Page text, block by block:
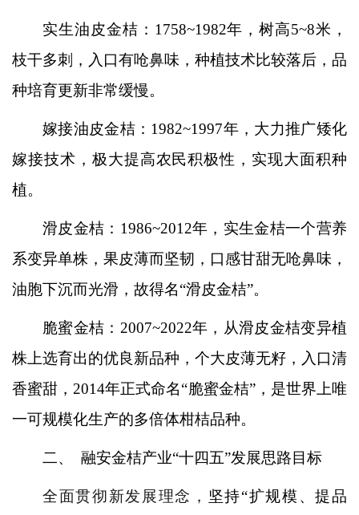
实生油皮金桔：1758~1982年，树高5~8米，
枝干多刺，入口有呛鼻味，种植技术比较落后，品
种培育更新非常缓慢。
嫁接油皮金桔：1982~1997年，大力推广矮化
嫁接技术，极大提高农民积极性，实现大面积种
植。
滑皮金桔：1986~2012年，实生金桔一个营养
系变异单株，果皮薄而坚韧，口感甘甜无呛鼻味，
油胞下沉而光滑，故得名“滑皮金桔”。
脆蜜金桔：2007~2022年，从滑皮金桔变异植
株上选育出的优良新品种，个大皮薄无籽，入口清
香蜜甜，2014年正式命名“脆蜜金桔”，是世界上唯
一可规模化生产的多倍体柑桔品种。
二、 融安金桔产业“十四五”发展思路目标
全面贯彻新发展理念， 坚持“扩规模、提品